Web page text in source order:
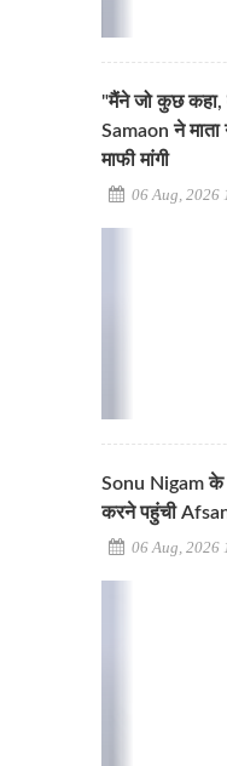
"मैंने जो कुछ कहा,
Samaon ने माता
माफी मांगी
06 Aug, 2026
Sonu Nigam के
करने पहुंची
06 Aug, 2026